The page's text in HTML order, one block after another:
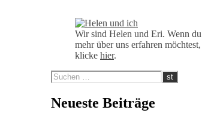
Wir sind Helen und Eri. Wenn du
mehr über uns erfahren möchtest,
klicke hier.
Neueste Beiträge